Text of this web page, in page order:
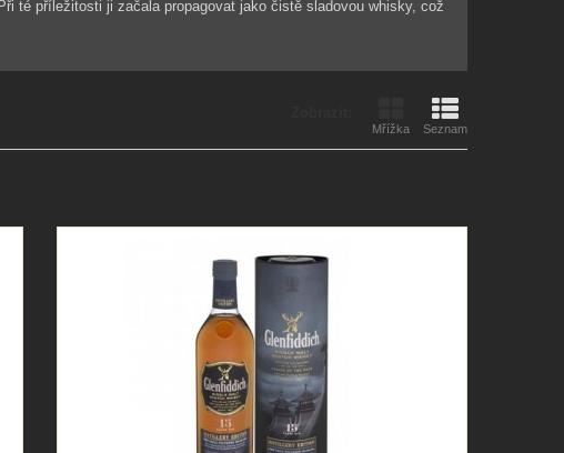
té příležitosti ji začala propagovat jako čistě sladovou whisky, což
Mřížka Seznam